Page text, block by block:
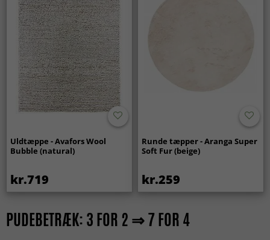
Uldtæppe - Avafors Wool
Bubble (natural)
kr.719
Runde tæpper - Aranga Super
Soft Fur (beige)
kr.259
PUDEBETRÆK: 3 FOR 2 ⇒ 7 FOR 4